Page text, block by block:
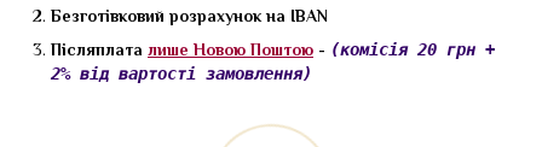
Безготівковий розрахунок на IBAN
Післяплата лише Новою Поштою - (комісія 20 грн +
2% від вартості замовлення)